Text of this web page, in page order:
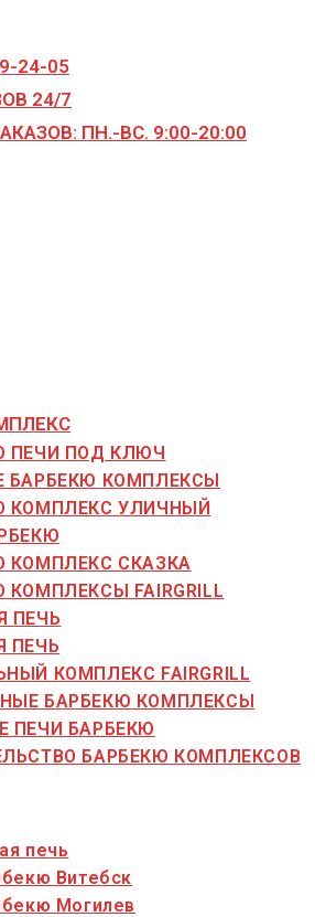
24-05
24/7
ПН.-ВС. 9:00-20:00
ПЕЧИ ПОД КЛЮЧ
БАРБЕКЮ КОМПЛЕКСЫ
КОМПЛЕКС УЛИЧНЫЙ
КОМПЛЕКС СКАЗКА
КОМПЛЕКСЫ FAIRGRILL
ПЕЧЬ
ПЕЧЬ
КОМПЛЕКС FAIRGRILL
БАРБЕКЮ КОМПЛЕКСЫ
ПЕЧИ БАРБЕКЮ
БАРБЕКЮ КОМПЛЕКСОВ
печь
Витебск
Могилев